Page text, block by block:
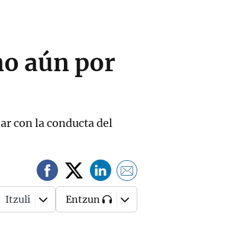
aún por
con la conducta del
Itzuli Entzun